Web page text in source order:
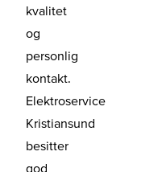
kvalitet
og
personlig
kontakt.
Elektroservice
Kristiansund
besitter
god